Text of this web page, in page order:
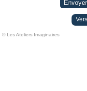
© Les Ateliers Imaginaires